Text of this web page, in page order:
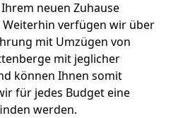
neuen Zuhause
verfügen wir über
mit Umzügen von
mit jeglicher
können Ihnen somit
für jedes Budget eine
werden.